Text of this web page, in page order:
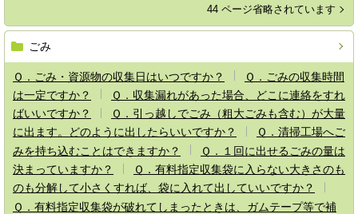
44 ページ省略されています
ごみ
Ｑ．ごみ・資源物の収集日はいつですか？
Ｑ．ごみの収集時間
は一定ですか？
Ｑ．収集漏れがあった場合、どこに連絡をすれ
ばいいですか？
Ｑ．引っ越しでごみ（粗大ごみも含む）が大量
に出ます。どのように出したらいいですか？
Ｑ．清掃工場へご
みを持ち込むことはできますか？
Ｑ．１回に出せるごみの量は
決まっていますか？
Ｑ．有料指定収集袋に入らない大きさのも
のも分解して小さくすれば、袋に入れて出していいですか？
Ｑ．有料指定収集袋が破れてしまったときは、ガムテープ等で補